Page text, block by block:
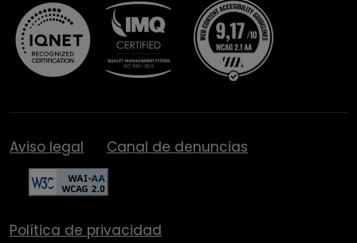
Aviso legal Canal de denuncias
Política de privacidad